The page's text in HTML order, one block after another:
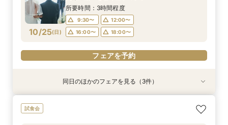
10/24(土)
16:00〜
18:00〜
フェアを予約
10/24(土)
18:00〜
フェアを予約
10/24(土)
13:00〜
16:00〜
18:00〜
10/25(日)
所要時間：3時間程度
9:30〜
12:00〜
16:00〜
18:00〜
フェアを予約
【家族婚フェア】宿泊特典付き/洋装・和装/相談
2026年12月までの挙式をお考えのお2人へ 宿
同日のほかのフェアを見る（3件）
試食会